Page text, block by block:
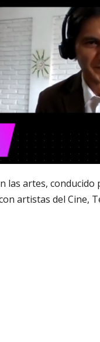
artes, conducido
artistas del Cine,